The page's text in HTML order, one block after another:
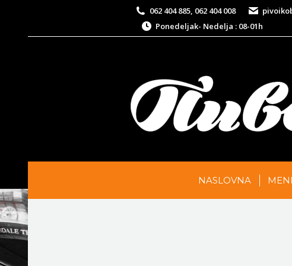
062 404 885, 062 404 008
Ponedeljak- Nedelja : 08-01h
NASLOVNA MENI